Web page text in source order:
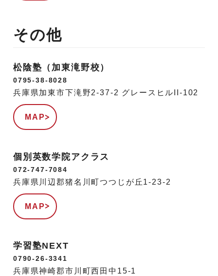
その他
松陰塾（加東滝野校）
0795-38-8028
兵庫県加東市下滝野2-37-2 グレースヒルII-102
MAP
個別英数学院アクラス
072-747-7084
兵庫県川辺郡猪名川町つつじが丘1-23-2
MAP
学習塾NEXT
0790-26-3341
兵庫県神崎郡市川町西田中15-1